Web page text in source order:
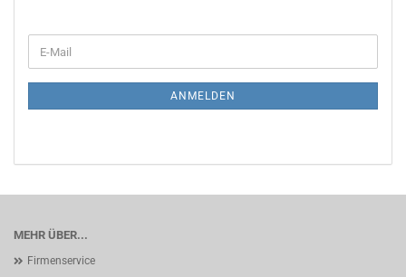
ZUR
E-
Mail
ANMELDEN
MEHR ÜBER...
Firmenservice